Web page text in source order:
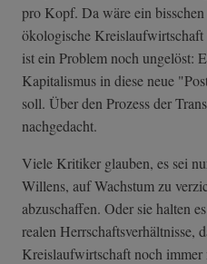
pro Kopf. Da wäre ein
ökologische
ist ein Problem noch ungelöst:
Kapitalismus in diese neue
soll. Über den Prozess der
nachgedacht.
Viele Kritiker glauben, es sei
Willens, auf Wachstum zu
abzuschaffen. Oder sie halten
realen Herrschaftsverhältnisse,
Kreislaufwirtschaft noch immer